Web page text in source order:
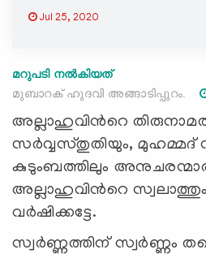
Jul 25, 2020
മറുപടി നൽകിയത്
മുബാറക് ഹുദവി അങ്ങാടിപ്പുറം.
അല്ലാഹുവിന്‍റെ
സര്‍വ്വസ്തുതിയും, മുഹമ്മദ്
കുടുംബത്തിലും
അല്ലാഹുവിന്‍റെ
വര്‍ഷിക്കട്ടേ.
സ്വര്‍ണ്ണത്തിന് സ്വര്‍ണ്ണം